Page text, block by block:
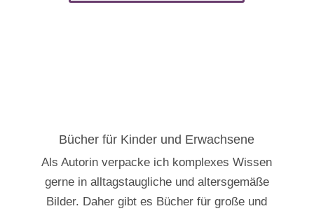
Bücher für Kinder und Erwachsene
Als Autorin verpacke ich komplexes Wissen
gerne in alltagstaugliche und altersgemäße
Bilder. Daher gibt es Bücher für große und